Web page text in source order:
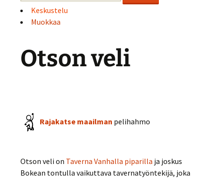
Keskustelu
Muokkaa
Otson veli
Rajakatse maailman pelihahmo
Otson veli on Taverna Vanhalla piparilla ja joskus
Bokean tontulla vaikuttava tavernatyöntekijä, joka